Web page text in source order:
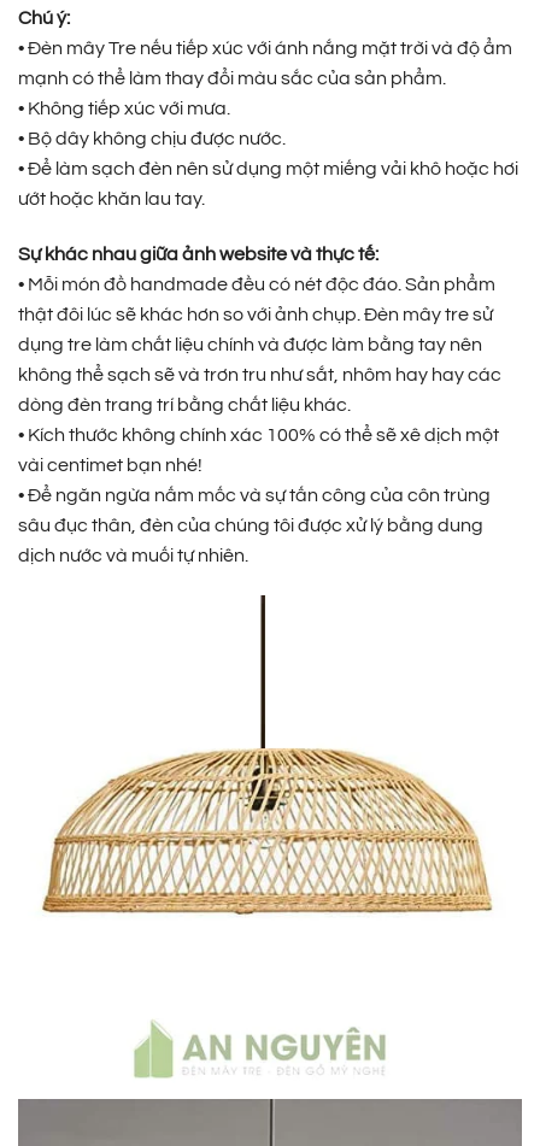
Chú ý:
• Đèn mây Tre nếu tiếp xúc với ánh nắng mặt trời và độ ẩm
mạnh có thể làm thay đổi màu sắc của sản phẩm.
• Không tiếp xúc với mưa.
• Bộ dây không chịu được nước.
• Để làm sạch đèn nên sử dụng một miếng vải khô hoặc hơi
ướt hoặc khăn lau tay.
Sự khác nhau giữa ảnh website và thực tế:
• Mỗi món đồ handmade đều có nét độc đáo. Sản phẩm
thật đôi lúc sẽ khác hơn so với ảnh chụp. Đèn mây tre sử
dụng tre làm chất liệu chính và được làm bằng tay nên
không thể sạch sẽ và trơn tru như sắt, nhôm hay hay các
dòng đèn trang trí bằng chất liệu khác.
• Kích thước không chính xác 100% có thể sẽ xê dịch một
vài centimet bạn nhé!
• Để ngăn ngừa nấm mốc và sự tấn công của côn trùng
sâu đục thân, đèn của chúng tôi được xử lý bằng dung
dịch nước và muối tự nhiên.